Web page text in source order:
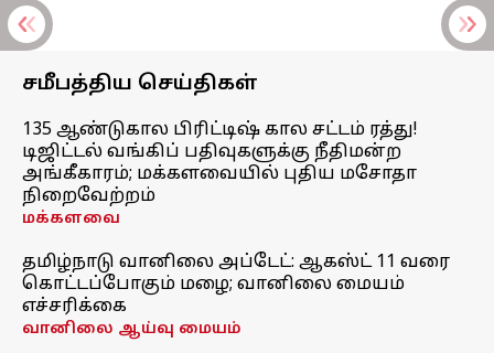
சமீபத்திய செய்திகள்
135 ஆண்டுகால பிரிட்டிஷ் கால சட்டம் ரத்து!
டிஜிட்டல் வங்கிப் பதிவுகளுக்கு நீதிமன்ற
அங்கீகாரம்; மக்களவையில் புதிய மசோதா
நிறைவேற்றம்
மக்களவை
தமிழ்நாடு வானிலை அப்டேட்: ஆகஸ்ட் 11 வரை
கொட்டப்போகும் மழை; வானிலை மையம்
எச்சரிக்கை
வானிலை ஆய்வு மையம்